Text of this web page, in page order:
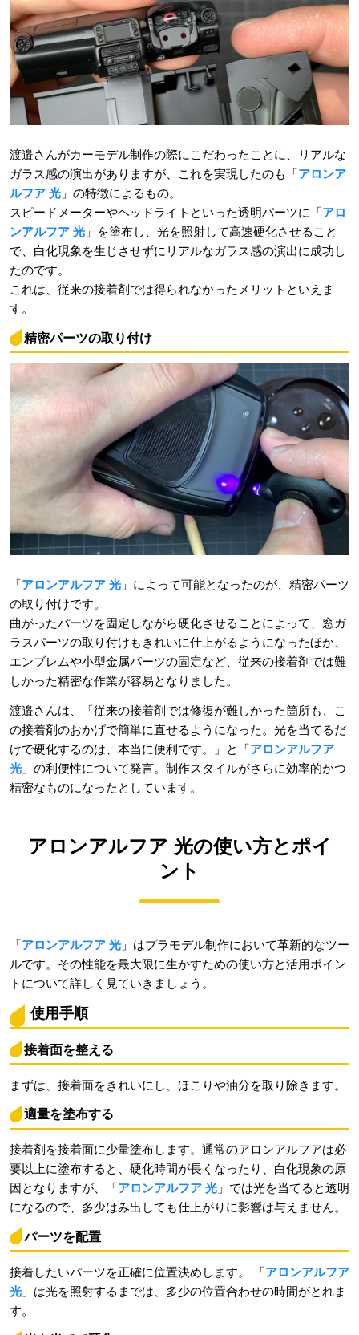
渡邉さんがカーモデル制作の際にこだわったことに、リアルな
ガラス感の演出がありますが、これを実現したのも「アロンア
ルフア 光」の特徴によるもの。
スピードメーターやヘッドライトといった透明パーツに「アロ
ンアルフア 光」を塗布し、光を照射して高速硬化させること
で、白化現象を生じさせずにリアルなガラス感の演出に成功し
たのです。
これは、従来の接着剤では得られなかったメリットといえま
す。
精密パーツの取り付け
「アロンアルフア 光」によって可能となったのが、精密パーツ
の取り付けです。
曲がったパーツを固定しながら硬化させることによって、窓ガ
ラスパーツの取り付けもきれいに仕上がるようになったほか、
エンブレムや小型金属パーツの固定など、従来の接着剤では難
しかった精密な作業が容易となりました。
渡邉さんは、「従来の接着剤では修復が難しかった箇所も、こ
の接着剤のおかげで簡単に直せるようになった。光を当てるだ
けで硬化するのは、本当に便利です。」と「アロンアルフア
光」の利便性について発言。制作スタイルがさらに効率的かつ
精密なものになったとしています。
アロンアルフア 光の使い方とポイ
ント
「アロンアルフア 光」はプラモデル制作において革新的なツー
ルです。その性能を最大限に生かすための使い方と活用ポイン
トについて詳しく見ていきましょう。
使用手順
接着面を整える
まずは、接着面をきれいにし、ほこりや油分を取り除きます。
適量を塗布する
接着剤を接着面に少量塗布します。通常のアロンアルフアは必
要以上に塗布すると、硬化時間が長くなったり、白化現象の原
因となりますが、「アロンアルフア 光」では光を当てると透明
になるので、多少はみ出しても仕上がりに影響は与えません。
パーツを配置
接着したいパーツを正確に位置決めします。 「アロンアルフア
光」は光を照射するまでは、多少の位置合わせの時間がとれま
す。